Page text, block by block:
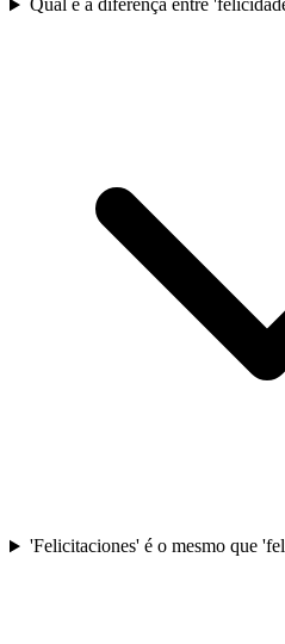
Qual é a diferença entre
'Felicitaciones' é o mesmo que